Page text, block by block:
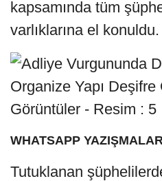
kapsamında tüm
varlıklarına el konuldu.
WHATSAPP
Tutuklanan